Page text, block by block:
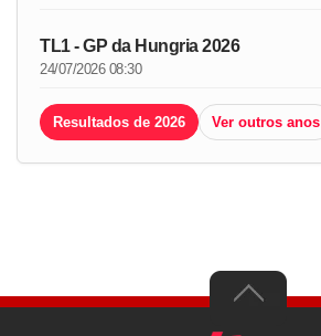
TL1 - GP da Hungria 2026
24/07/2026 08:30
Resultados de 2026 Ver outros anos